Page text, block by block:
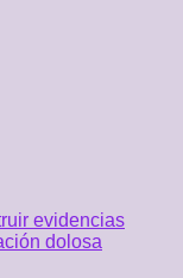
evidencias
dolosa